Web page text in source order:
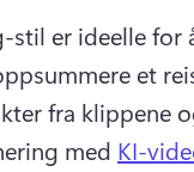
stil er ideelle for
et
fra klippene
med KI-